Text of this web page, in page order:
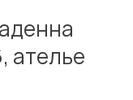
ателье